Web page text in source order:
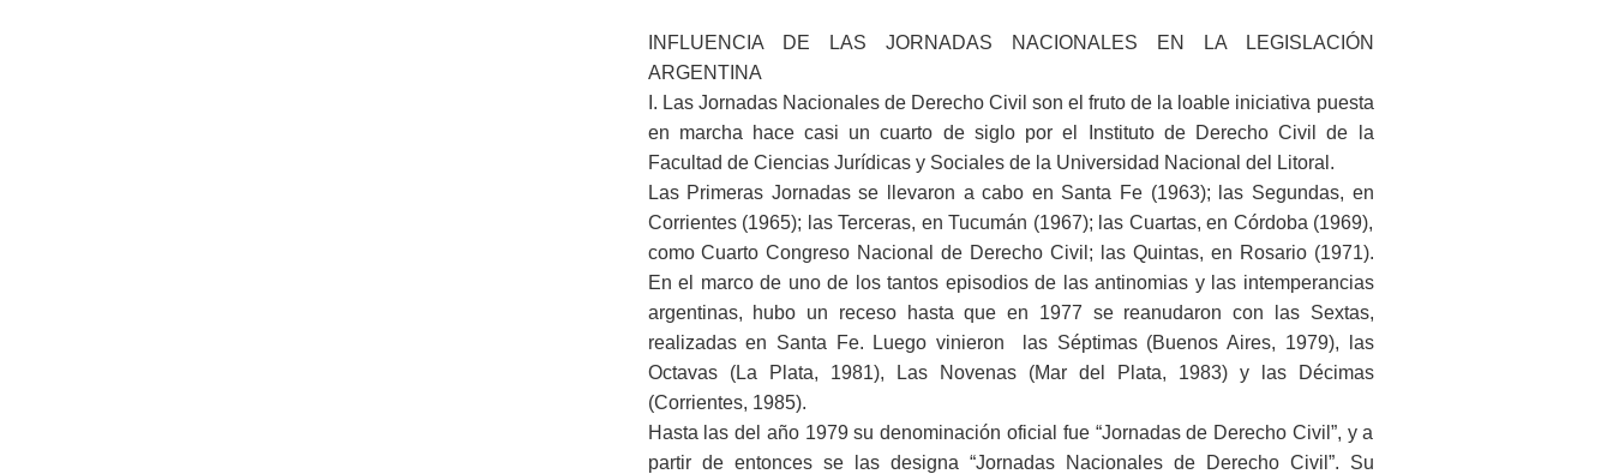
INFLUENCIA DE LAS JORNADAS NACIONALES EN LA LEGISLACIÓN
ARGENTINA
I. Las Jornadas Nacionales de Derecho Civil son el fruto de la loable iniciativa puesta
en marcha hace casi un cuarto de siglo por el Instituto de Derecho Civil de la
Facultad de Ciencias Jurídicas y Sociales de la Universidad Nacional del Litoral.
Las Primeras Jornadas se llevaron a cabo en Santa Fe (1963); las Segundas, en
Corrientes (1965); las Terceras, en Tucumán (1967); las Cuartas, en Córdoba (1969),
como Cuarto Congreso Nacional de Derecho Civil; las Quintas, en Rosario (1971).
En el marco de uno de los tantos episodios de las antinomias y las intemperancias
argentinas, hubo un receso hasta que en 1977 se reanudaron con las Sextas,
realizadas en Santa Fe. Luego vinieron las Séptimas (Buenos Aires, 1979), las
Octavas (La Plata, 1981), Las Novenas (Mar del Plata, 1983) y las Décimas
(Corrientes, 1985).
Hasta las del año 1979 su denominación oficial fue “Jornadas de Derecho Civil”, y a
partir de entonces se las designa “Jornadas Nacionales de Derecho Civil”. Su